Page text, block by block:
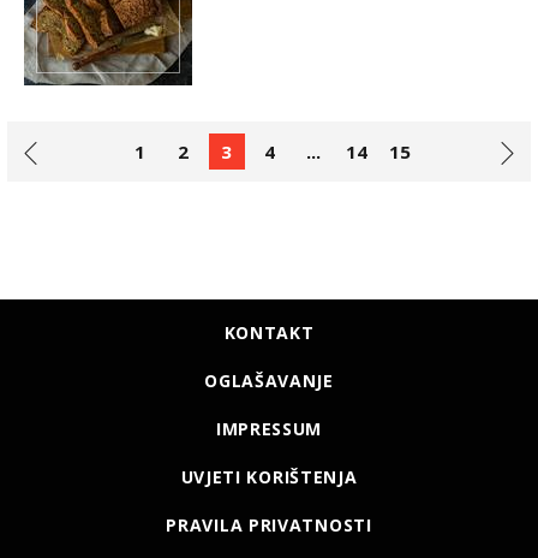
1 2 3 4 ... 14 15
KONTAKT
OGLAŠAVANJE
IMPRESSUM
UVJETI KORIŠTENJA
PRAVILA PRIVATNOSTI